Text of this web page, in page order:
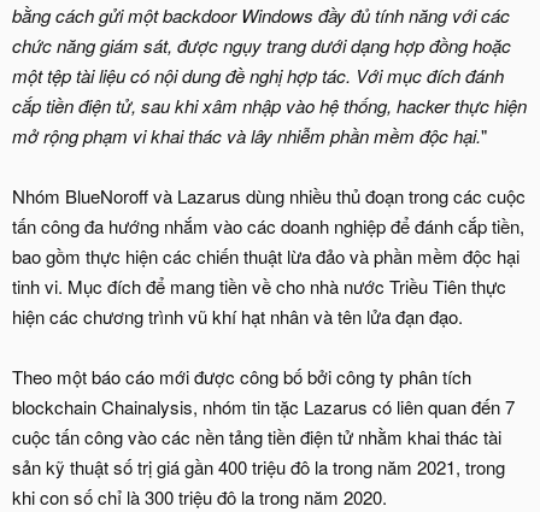
bằng cách gửi một backdoor Windows đầy đủ tính năng với các
chức năng giám sát, được ngụy trang dưới dạng hợp đồng hoặc
một tệp tài liệu có nội dung đề nghị hợp tác. Với mục đích đánh
cắp tiền điện tử, sau khi xâm nhập vào hệ thống, hacker thực hiện
mở rộng phạm vi khai thác và lây nhiễm phần mềm độc hại."
Nhóm BlueNoroff và Lazarus dùng nhiều thủ đoạn trong các cuộc
tấn công đa hướng nhắm vào các doanh nghiệp để đánh cắp tiền,
bao gồm thực hiện các chiến thuật lừa đảo và phần mềm độc hại
tinh vi. Mục đích để mang tiền về cho nhà nước Triều Tiên thực
hiện các chương trình vũ khí hạt nhân và tên lửa đạn đạo.
Theo một báo cáo mới được công bố bởi công ty phân tích
blockchain Chainalysis, nhóm tin tặc Lazarus có liên quan đến 7
cuộc tấn công vào các nền tảng tiền điện tử nhằm khai thác tài
sản kỹ thuật số trị giá gần 400 triệu đô la trong năm 2021, trong
khi con số chỉ là 300 triệu đô la trong năm 2020.